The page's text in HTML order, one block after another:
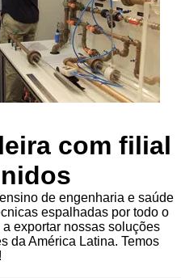
com filial
de engenharia e saúde
espalhadas por todo o
exportar nossas soluções
da América Latina. Temos